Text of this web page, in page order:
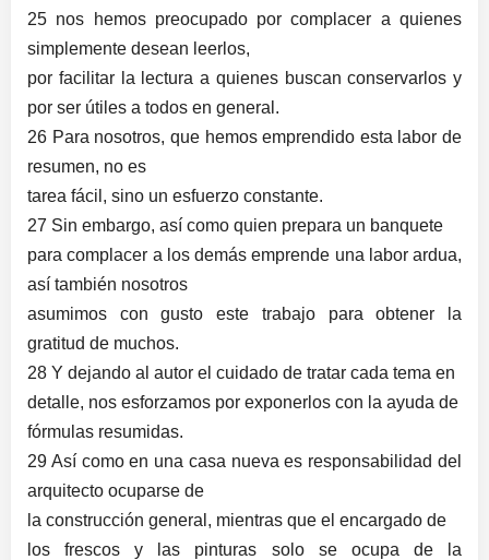
25 nos hemos preocupado por complacer a quienes
simplemente desean leerlos,
por facilitar la lectura a quienes buscan conservarlos y
por ser útiles a todos en general.
26 Para nosotros, que hemos emprendido esta labor de
resumen, no es
tarea fácil, sino un esfuerzo constante.
27 Sin embargo, así como quien prepara un banquete
para complacer a los demás emprende una labor ardua,
así también nosotros
asumimos con gusto este trabajo para obtener la
gratitud de muchos.
28 Y dejando al autor el cuidado de tratar cada tema en
detalle, nos esforzamos por exponerlos con la ayuda de
fórmulas resumidas.
29 Así como en una casa nueva es responsabilidad del
arquitecto ocuparse de
la construcción general, mientras que el encargado de
los frescos y las pinturas solo se ocupa de la